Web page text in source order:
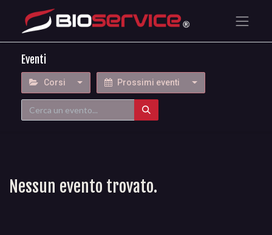
Eventi
Corsi Prossimi eventi
Nessun evento trovato.